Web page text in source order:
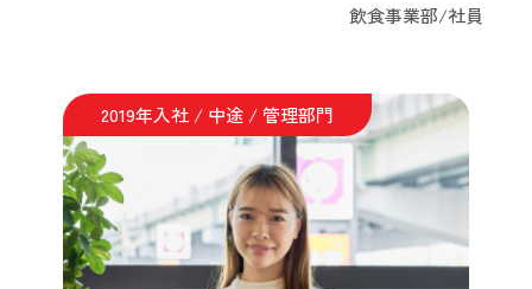
飲食事業部/社員
2019年入社 / 中途 / 管理部門